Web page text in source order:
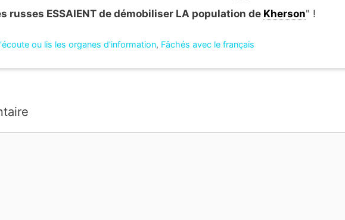
russes ESSAIENT de démobiliser LA population de Kherson" !
ou lis les organes d'information, Fâchés avec le français